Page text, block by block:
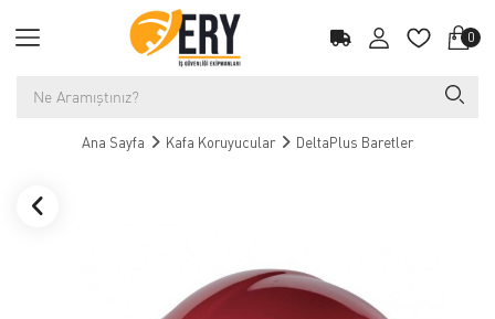
0
Ana Sayfa Kafa Koruyucular DeltaPlus Baretler